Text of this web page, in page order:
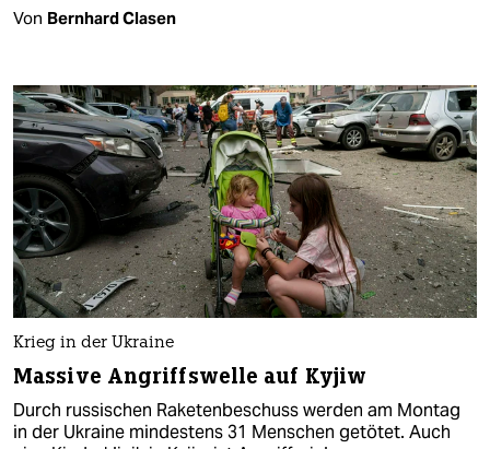
Von Bernhard Clasen
Krieg in der Ukraine
Massive Angriffswelle auf Kyjiw
Durch russischen Raketenbeschuss werden am Montag
in der Ukraine mindestens 31 Menschen getötet. Auch